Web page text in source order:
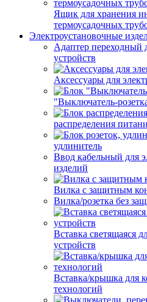
Ящик для хранения
термоусадочных
Электроустановочные
Адаптер переходный
устройств
Аксессуары для
"Выключатель-
распределения
удлинитель
Ввод кабельный для
изделий
Вилка с защитным
Вилка/розетка без
Вставка светящаяся
устройств
Вставка/крышка для
технологий